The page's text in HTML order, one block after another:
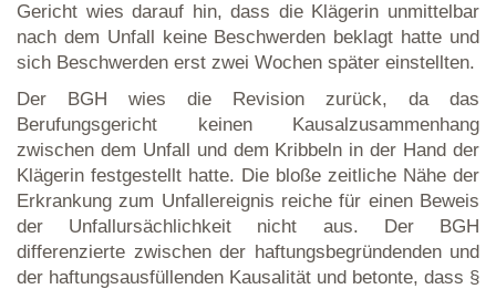
Gericht wies darauf hin, dass die Klägerin unmittelbar
nach dem Unfall keine Beschwerden beklagt hatte und
sich Beschwerden erst zwei Wochen später einstellten.
Der BGH wies die Revision zurück, da das
Berufungsgericht keinen Kausalzusammenhang
zwischen dem Unfall und dem Kribbeln in der Hand der
Klägerin festgestellt hatte. Die bloße zeitliche Nähe der
Erkrankung zum Unfallereignis reiche für einen Beweis
der Unfallursächlichkeit nicht aus. Der BGH
differenzierte zwischen der haftungsbegründenden und
der haftungsausfüllenden Kausalität und betonte, dass §